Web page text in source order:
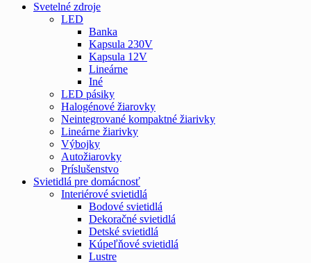
Svetelné zdroje
LED
Banka
Kapsula 230V
Kapsula 12V
Lineárne
Iné
LED pásiky
Halogénové žiarovky
Neintegrované kompaktné žiarivky
Lineárne žiarivky
Výbojky
Autožiarovky
Príslušenstvo
Svietidlá pre domácnosť
Interiérové svietidlá
Bodové svietidlá
Dekoračné svietidlá
Detské svietidlá
Kúpeľňové svietidlá
Lustre